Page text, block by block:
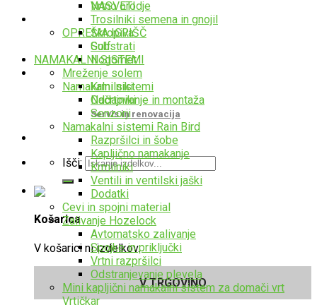
NASVETI
OPREMA IGRIŠČ
Golf
Nogomet
Storitve
Namakalni sistemi
Načrtovanje in montaža
Servis in renovacija
Išči:
Košarica
V košarici ni izdelkov.
V TRGOVINO
Vrtno orodje
Trosilniki semena in gnojil
Škropiva
Substrati
NAMAKALNI SISTEMI
Mreženje solem
Krmilniki
Oddajniki
Senzorji
Namakalni sistemi Rain Bird
Razpršilci in šobe
Kapljično namakanje
Krmilniki
Ventili in ventilski jaški
Dodatki
Cevi in spojni material
Zalivanje Hozelock
Avtomatsko zalivanje
Spojke in priključki
Vrtni razpršilci
Odstranjevanje plevela
Mini kapljični namakalni sistem za domači vrt
Vrtičkar